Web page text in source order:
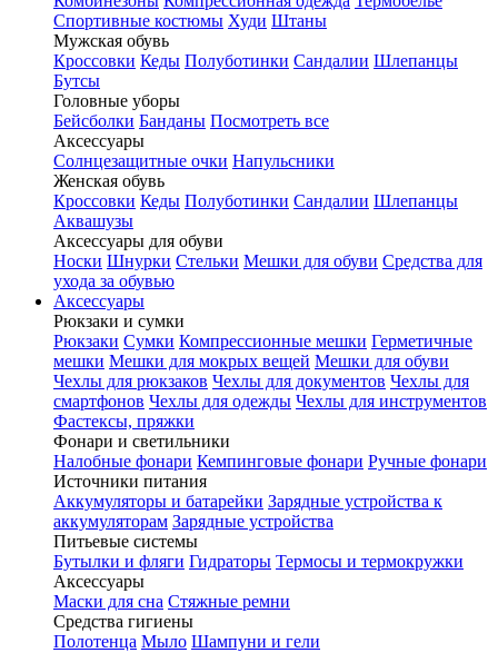
Спортивные костюмы Худи Штаны
Мужская обувь
Кроссовки Кеды Полуботинки Сандалии Шлепанцы
Бутсы
Головные уборы
Бейсболки Банданы Посмотреть все
Аксессуары
Солнцезащитные очки Напульсники
Женская обувь
Кроссовки Кеды Полуботинки Сандалии Шлепанцы
Аквашузы
Аксессуары для обуви
Носки Шнурки Стельки Мешки для обуви Средства для
ухода за обувью
Аксессуары
Рюкзаки и сумки
Рюкзаки Сумки Компрессионные мешки Герметичные
мешки Мешки для мокрых вещей Мешки для обуви
Чехлы для рюкзаков Чехлы для документов Чехлы для
смартфонов Чехлы для одежды Чехлы для инструментов
Фастексы, пряжки
Фонари и светильники
Налобные фонари Кемпинговые фонари Ручные фонари
Источники питания
Аккумуляторы и батарейки Зарядные устройства к
аккумуляторам Зарядные устройства
Питьевые системы
Бутылки и фляги Гидраторы Термосы и термокружки
Аксессуары
Маски для сна Стяжные ремни
Средства гигиены
Полотенца Мыло Шампуни и гели